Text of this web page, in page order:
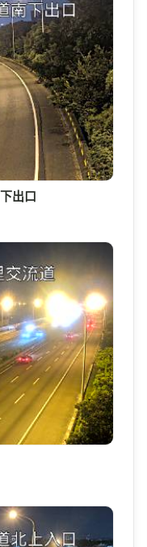
出口